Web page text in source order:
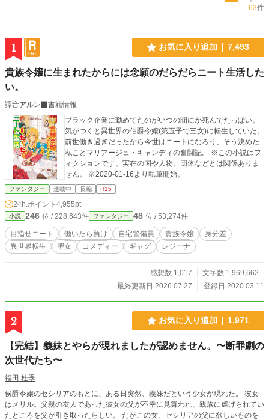
63件
1 お気に入り追加 7,493
貴族令嬢に生まれたからには念願のだらだらニート生活した
い。
譚音アルン
書籍情報
ブラック企業に勤めてたのがいつの間にか死んでたっぽい。
気がつくと異世界の伯爵令嬢(第五子で三女)に転生していた。
前世働き過ぎだったから今世はニートになろう、そう決めた
私ことマリアージュ・キャンディの奮闘記。 ※この小説はフ
ィクションです。実在の国や人物、団体などとは関係ありま
せん。 ※2020-01-16より執筆開始。
ファンタジー 連載中 長編 R15
24h.ポイント 4,955pt
小説 246 位 / 228,643件 ファンタジー 48 位 / 53,274件
目指せニート 働いたら負け 自宅警備員 貴族令嬢
身分差
異世界転生
聖女 コメディー ギャグ レジーナ
感想数 1,017
文字数 1,969,662
最終更新日 2026.07.27
登録日 2020.03.11
2 お気に入り追加 1,971
【完結】義妹とやらが現れましたが認めません。〜断罪劇の
次世代たち〜
福田 杜季
侯爵令嬢のセシリアのもとに、ある日突然、義妹だという少女が現れた。 彼女
はメリル。父親の友人であった彼女の父が不幸に見舞われ、親族に虐げられてい
たところを父が引き取ったらしい。 だがこの女、セシリアの父に欲しいものを